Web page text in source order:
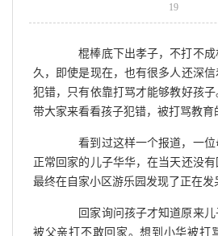
19
棍棒底下出孝子，不打不成
久，即使是现在，也有很多人还深
犯错，只有依靠打骂才能够教好孩
带大家来看看孩子犯错，被打骂教
看到过这样一个报道，一位
正常回家的儿子华华，在当天还没有
最终在自家小区游乐园发现了正在发
回家询问孩子才知道原来儿
被父亲打不敢回家。想到小华被打